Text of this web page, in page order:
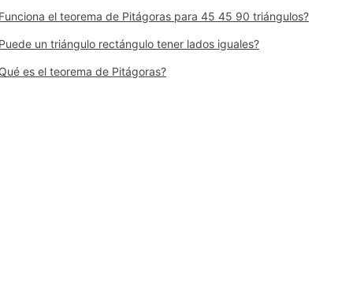
el teorema de Pitágoras para 45 45 90 triángulos?
un triángulo rectángulo tener lados iguales?
es el teorema de Pitágoras?